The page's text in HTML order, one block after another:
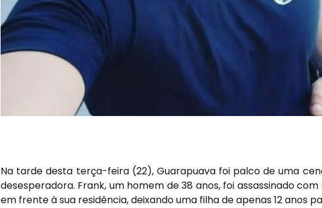
Na tarde desta terça-feira (22), Guarapuava foi palco de uma
desesperadora. Frank, um homem de 38 anos, foi assassinado
em frente à sua residência, deixando uma filha de apenas 12 anos